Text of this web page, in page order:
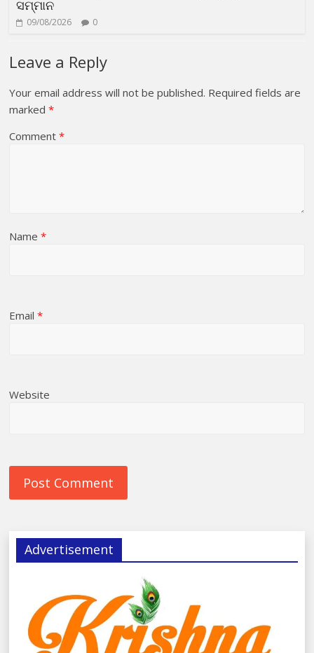
ସମ୍ମାନ
09/08/2026 0
Leave a Reply
Your email address will not be published. Required fields are
marked*
Comment*
Name*
Email*
Website
Advertisement